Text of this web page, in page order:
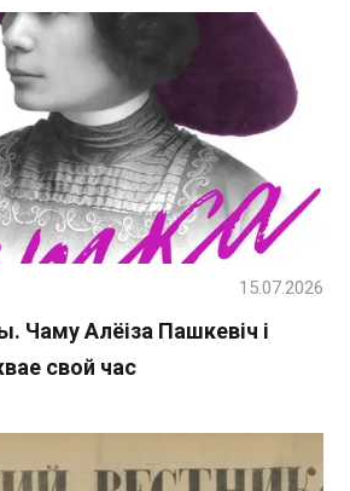
Чаму Алёіза Пашкевіч і
свой час
15.07.2026